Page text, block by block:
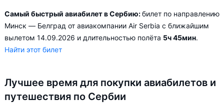
Самый быстрый авиабилет в Сербию:билет по направлению
Минск — Белград от авиакомпании Air Serbia с ближайшим
вылетом 14.09.2026 и длительностью полёта 5ч 45мин.
Найти этот билет
Лучшее время для покупки авиабилетов и
путешествия по Сербии